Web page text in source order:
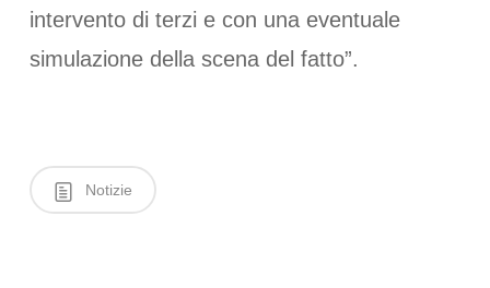
intervento di terzi e con una eventuale
simulazione della scena del fatto”.
Notizie